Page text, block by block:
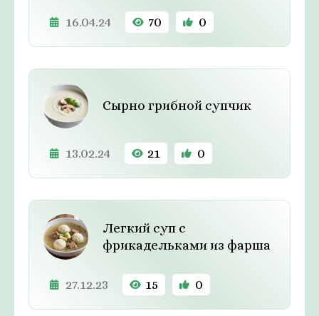
16.04.24 70 0
Сырно грибной супчик
13.02.24 21 0
Легкий суп с
фрикадельками из фарша
27.12.23 15 0